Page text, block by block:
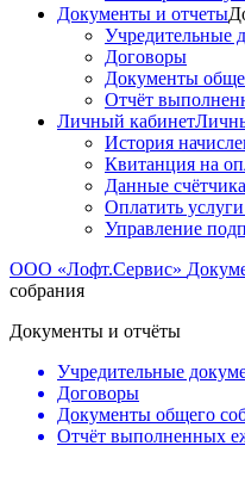
Документы и отчеты
Учредительные
Договоры
Документы
Отчёт
Личный кабинет
История
Квитанция на
Данные
Оплатить услуги
Управление
ООО «Лофт.Сервис»
собрания
Документы и отчёты
Учредительные
Договоры
Документы общего
Отчёт выполненных